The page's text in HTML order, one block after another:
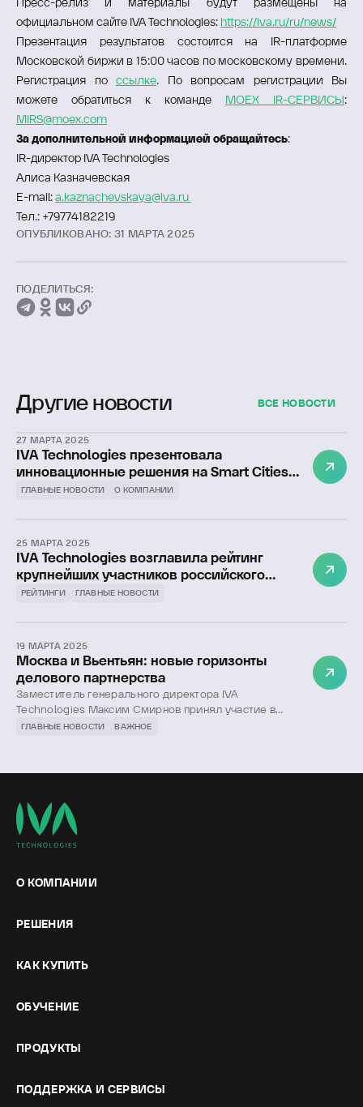
Пресс-релиз и материалы будут размещены на
официальном сайте IVA Technologies: https://iva.ru/ru/news/
Презентация результатов состоится на IR-платформе
Московской биржи в 15:00 часов по московскому времени.
Регистрация по ссылке . По вопросам регистрации Вы
можете обратиться к команде MOEX IR-СЕРВИСЫ :
MIRS@moex.com
За дополнительной информацией обращайтесь:
IR-директор IVA Technologies
Алиса Казначевская
E-mail: a.kaznachevskaya@iva.ru
Тел.: +79774182219
ОПУБЛИКОВАНО: 31 МАРТА 2025
ПОДЕЛИТЬСЯ:
Другие новости ВСЕ НОВОСТИ
27 МАРТА 2025
IVA Technologies презентовала
инновационные решения на Smart Cities
Expo India 2025 в Нью-Дели
ГЛАВНЫЕ НОВОСТИ О КОМПАНИИ
25 МАРТА 2025
IVA Technologies возглавила рейтинг
крупнейших участников российского
рынка ВКС от Tadviser
РЕЙТИНГИ ГЛАВНЫЕ НОВОСТИ
19 МАРТА 2025
Москва и Вьентьян: новые горизонты
делового партнерства
Заместитель генерального директора IVA
Technologies Максим Смирнов принял участие в
форуме по вопросам развития делового
ГЛАВНЫЕ НОВОСТИ ВАЖНОЕ
О КОМПАНИИ
РЕШЕНИЯ
КАК КУПИТЬ
ОБУЧЕНИЕ
ПРОДУКТЫ
ПОДДЕРЖКА И СЕРВИСЫ